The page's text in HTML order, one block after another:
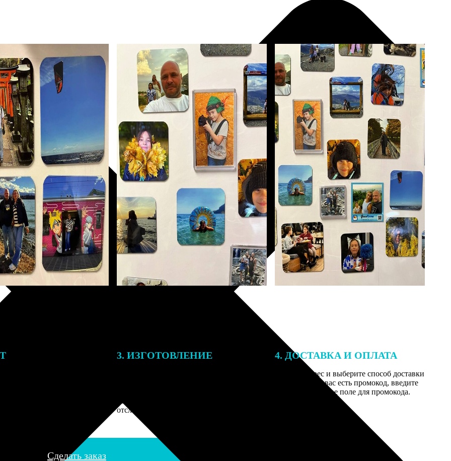
3. ИЗГОТОВЛЕНИЕ
отслеживания.
4. ДОСТАВКА И ОПЛАТА
Введите адрес и выберите способ доставки
заказа. Если у вас есть промокод, введите
его в специальное поле для промокода.
Сделать заказ